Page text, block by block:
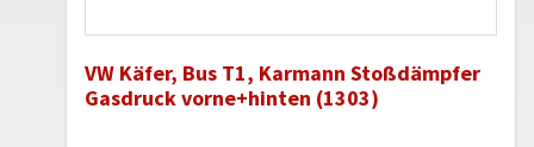
VW Käfer, Bus T1, Karmann Stoßdämpfer
Gasdruck vorne+hinten (1303)